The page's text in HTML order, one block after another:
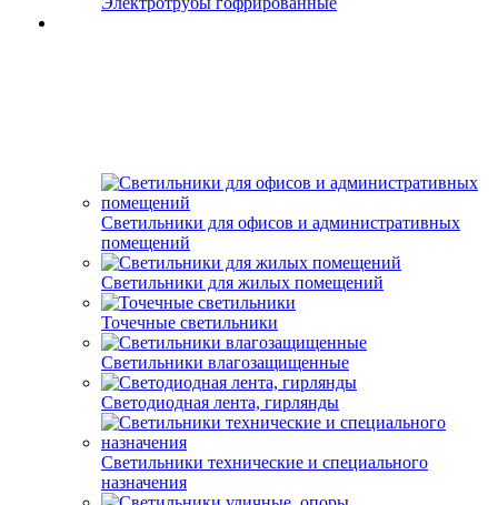
Светильники для офисов и административных
помещений
Светильники для жилых помещений
Точечные светильники
Светильники влагозащищенные
Светодиодная лента, гирлянды
Светильники технические и специального
назначения